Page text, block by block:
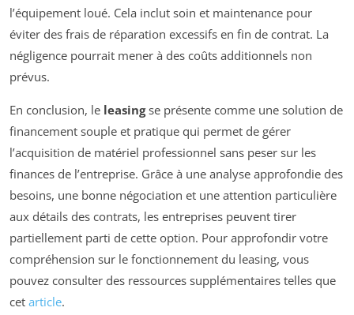
l’équipement loué. Cela inclut soin et maintenance pour
éviter des frais de réparation excessifs en fin de contrat. La
négligence pourrait mener à des coûts additionnels non
prévus.
En conclusion, le leasingse présente comme une solution de
financement souple et pratique qui permet de gérer
l’acquisition de matériel professionnel sans peser sur les
finances de l’entreprise. Grâce à une analyse approfondie des
besoins, une bonne négociation et une attention particulière
aux détails des contrats, les entreprises peuvent tirer
partiellement parti de cette option. Pour approfondir votre
compréhension sur le fonctionnement du leasing, vous
pouvez consulter des ressources supplémentaires telles que
cet article.